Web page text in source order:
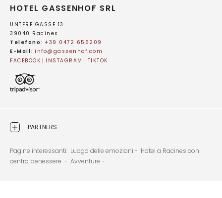
HOTEL GASSENHOF SRL
UNTERE GASSE 13
39040 Racines
Telefono: +39 0472 656209
E-Mail: info@ gassenhof.com
FACEBOOK
INSTAGRAM TIKTOK
PARTNERS
Pagine interessanti: Luogo delle emozioni - Hotel a Racines con
centro benessere - Avventure -